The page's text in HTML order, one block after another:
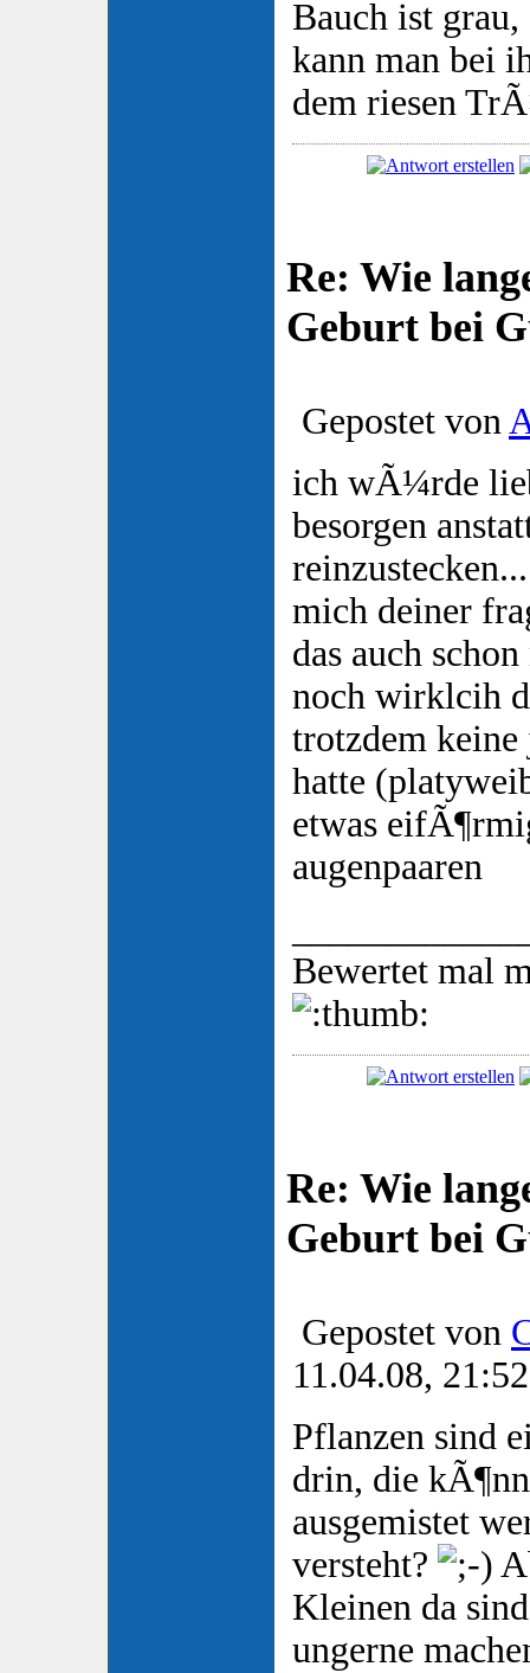
Bauch ist
kann man bei
dem riesen
Re: Wie
Geburt bei
Gepostet von
ich wÃ¼rde
besorgen
mich deiner
das auch
noch wirklcih
trotzdem
hatte
etwas
augenpaaren
Bewertet mal
Re: Wie
Geburt bei
Gepostet von
11.04.08, 21:52
Pflanzen sind
drin, die
ausgemistet
versteht?
Kleinen da
ungerne